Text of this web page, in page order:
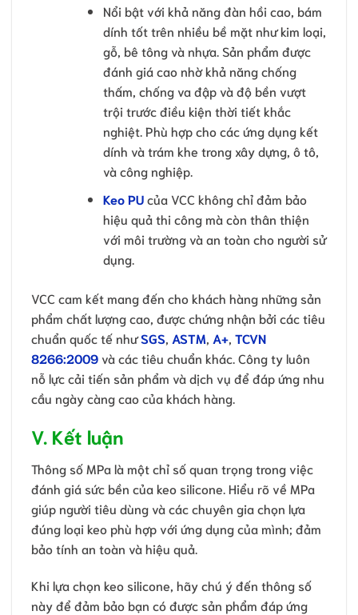
Nổi bật với khả năng đàn hồi cao, bám
dính tốt trên nhiều bề mặt như kim loại,
gỗ, bê tông và nhựa. Sản phẩm được
đánh giá cao nhờ khả năng chống
thấm, chống va đập và độ bền vượt
trội trước điều kiện thời tiết khắc
nghiệt. Phù hợp cho các ứng dụng kết
dính và trám khe trong xây dựng, ô tô,
và công nghiệp.
Keo PUcủa VCC không chỉ đảm bảo
hiệu quả thi công mà còn thân thiện
với môi trường và an toàn cho người sử
dụng.
VCC cam kết mang đến cho khách hàng những sản
phẩm chất lượng cao, được chứng nhận bởi các tiêu
chuẩn quốc tế nhưSGS ASTM A+ TCVN
8266:2009và các tiêu chuẩn khác. Công ty luôn
nỗ lực cải tiến sản phẩm và dịch vụ để đáp ứng nhu
cầu ngày càng cao của khách hàng.
V. Kết luận
Thông số MPa là một chỉ số quan trọng trong việc
đánh giá sức bền của keo silicone. Hiểu rõ về MPa
giúp người tiêu dùng và các chuyên gia chọn lựa
đúng loại keo phù hợp với ứng dụng của mình; đảm
bảo tính an toàn và hiệu quả.
Khi lựa chọn keo silicone, hãy chú ý đến thông số
này để đảm bảo bạn có được sản phẩm đáp ứng